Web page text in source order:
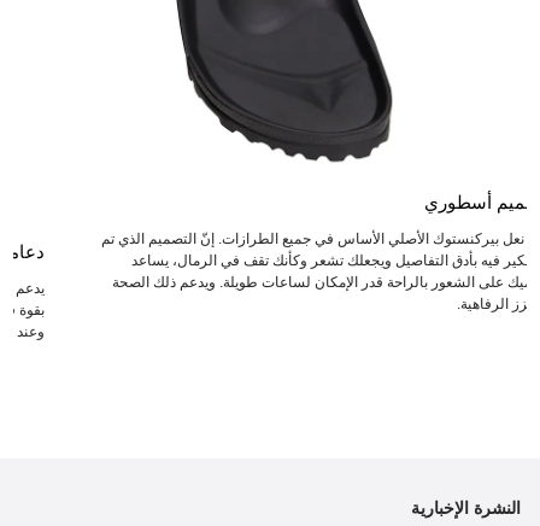
أسطوري
نعل بيركنستوك الأصلي الأساس في جميع الطرازات. إنّ التصميم الذي تم
فيه بأدق التفاصيل ويجعلك تشعر وكأنك تقف في الرمال، يساعد
على الشعور بالراحة قدر الإمكان لساعات طويلة. ويدعم ذلك الصحة
الرفاهية.
يدعم
بقوة
وعند
النشرة الإخبارية